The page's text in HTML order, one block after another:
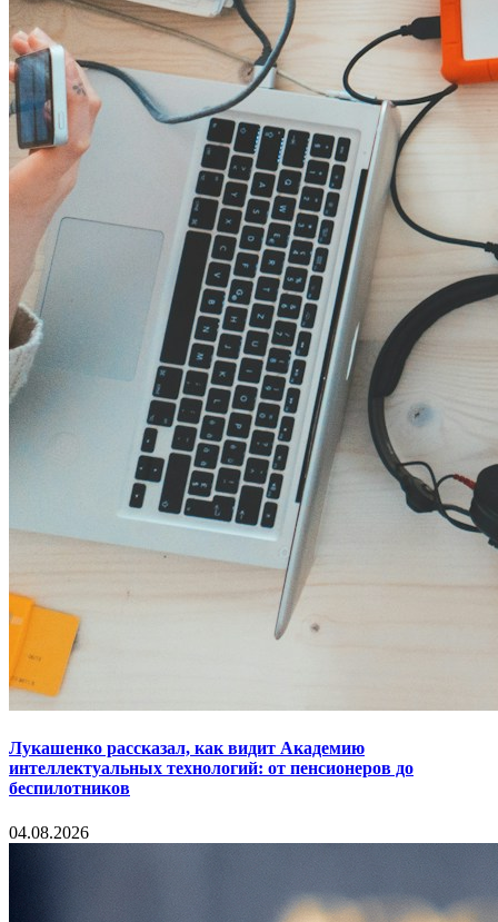
Лукашенко рассказал, как видит Академию
интеллектуальных технологий: от пенсионеров до
беспилотников
04.08.2026